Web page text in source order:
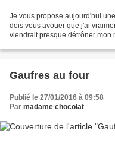
Je vous propose aujourd'hui
dois vous avouer que j'ai
viendrait presque détrôner mon
Gaufres au four
Publié le 27/01/2016 à 09:58
Par madame chocolat